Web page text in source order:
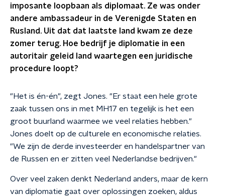
imposante loopbaan als diplomaat. Ze was onder
andere ambassadeur in de Verenigde Staten en
Rusland. Uit dat dat laatste land kwam ze deze
zomer terug. Hoe bedrijf je diplomatie in een
autoritair geleid land waartegen een juridische
procedure loopt?
"Het is én-én", zegt Jones. "Er staat een hele grote
zaak tussen ons in met MH17 en tegelijk is het een
groot buurland waarmee we veel relaties hebben."
Jones doelt op de culturele en economische relaties.
"We zijn de derde investeerder en handelspartner van
de Russen en er zitten veel Nederlandse bedrijven."
Over veel zaken denkt Nederland anders, maar de kern
van diplomatie gaat over oplossingen zoeken, aldus